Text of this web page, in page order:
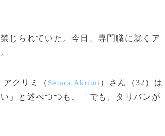
じられていた。今日、専門職に就くア
アクリミ（ Setara Akrimi ）さん（32）は
」と述べつつも、「でも、タリバンが